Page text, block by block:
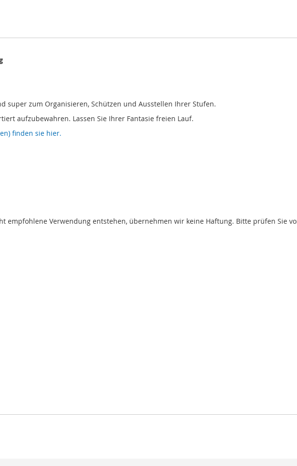
super zum Organisieren, Schützen und Ausstellen Ihrer Stufen.
aufzubewahren. Lassen Sie Ihrer Fantasie freien Lauf.
finden sie hier.
empfohlene Verwendung entstehen, übernehmen wir keine Haftung. Bitte prüfen Sie